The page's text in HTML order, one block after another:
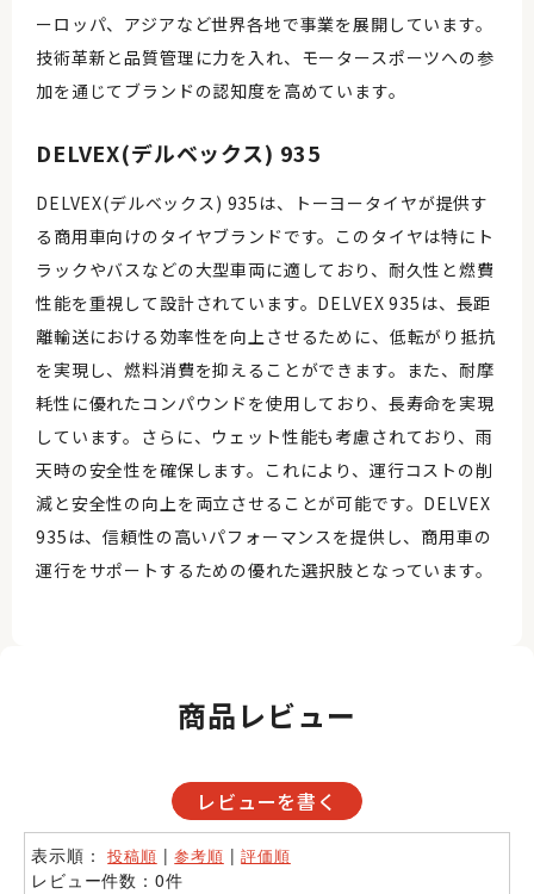
ーロッパ、アジアなど世界各地で事業を展開しています。
技術革新と品質管理に力を入れ、モータースポーツへの参
加を通じてブランドの認知度を高めています。
DELVEX(デルベックス) 935
DELVEX(デルベックス) 935は、トーヨータイヤが提供す
る商用車向けのタイヤブランドです。このタイヤは特にト
ラックやバスなどの大型車両に適しており、耐久性と燃費
性能を重視して設計されています。DELVEX 935は、長距
離輸送における効率性を向上させるために、低転がり抵抗
を実現し、燃料消費を抑えることができます。また、耐摩
耗性に優れたコンパウンドを使用しており、長寿命を実現
しています。さらに、ウェット性能も考慮されており、雨
天時の安全性を確保します。これにより、運行コストの削
減と安全性の向上を両立させることが可能です。DELVEX
935は、信頼性の高いパフォーマンスを提供し、商用車の
運行をサポートするための優れた選択肢となっています。
商品レビュー
レビューを書く
表示順：投稿順 |参考順 |評価順
レビュー件数：0件